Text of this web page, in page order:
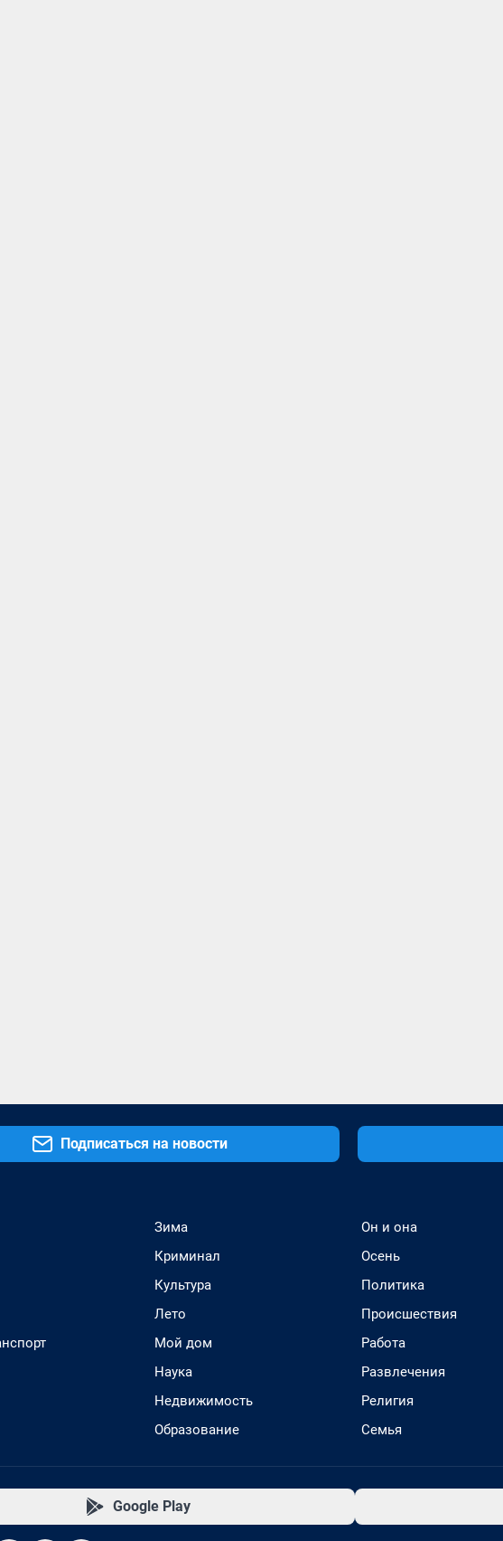
Подписаться на новости
Зима
Криминал
Культура
Лето
Мой дом
Наука
Недвижимость
Образование
Он и она
Осень
Политика
Происшествия
Работа
Развлечения
Религия
Семья
Google Play